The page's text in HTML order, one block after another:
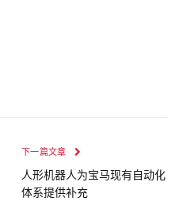
下一篇文章
人形机器人为宝马现有自动化
体系提供补充